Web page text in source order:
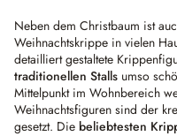
Neben dem Christbaum ist
Weihnachtskrippe in vielen
detailliert gestaltete
traditionellen Stalls umso
Mittelpunkt im Wohnbereich
Weihnachtsfiguren sind der
gesetzt. Die beliebtesten